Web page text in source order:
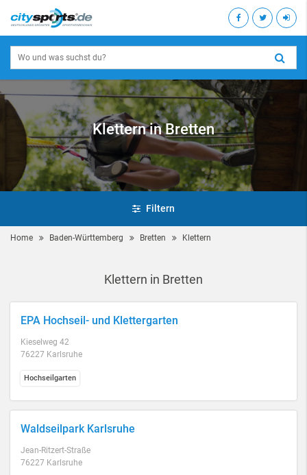
Klettern in Bretten
Filtern
Home Baden-Württemberg Bretten Klettern
Klettern in Bretten
EPA Hochseil- und Klettergarten
Kieselweg 42
76227 Karlsruhe
Hochseilgarten
Waldseilpark Karlsruhe
Jean-Ritzert-Straße
76227 Karlsruhe